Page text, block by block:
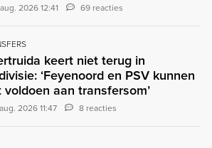
2026 12:41 69 reacties
keert niet terug in
‘Feyenoord en PSV kunnen
voldoen aan transfersom’
2026 11:47 8 reacties